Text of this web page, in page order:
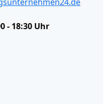
- 18:30 Uhr